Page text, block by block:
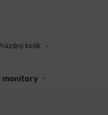
košík
monitory